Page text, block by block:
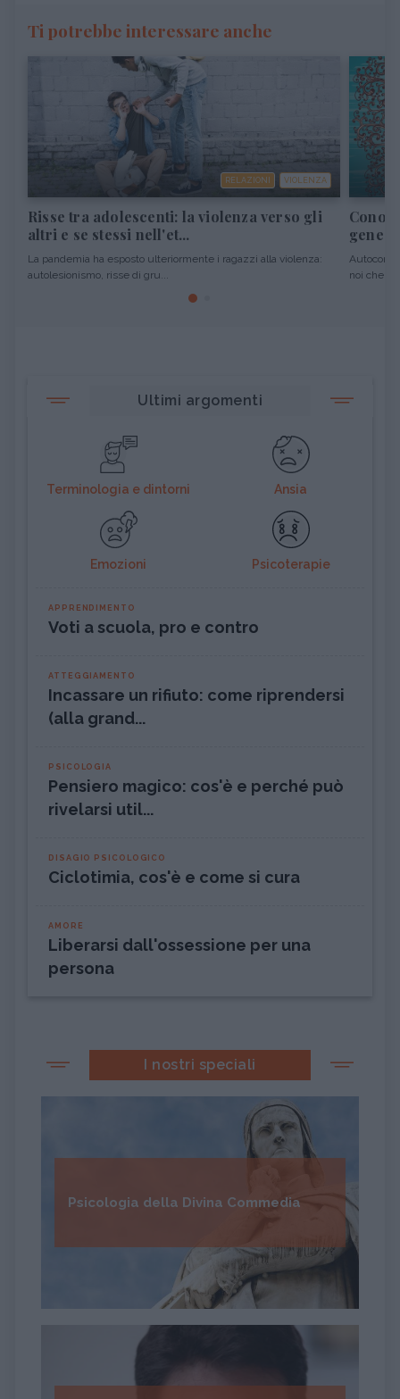
Ti potrebbe interessare anche
RELAZIONI VIOLENZA
Risse tra adolescenti: la violenza verso gli
altri e se stessi nell'et...
La pandemia ha esposto ulteriormente i ragazzi alla violenza:
autolesionismo, risse di gru...
noi che
Ultimi argomenti
Terminologia e dintorni Ansia
Emozioni Psicoterapie
APPRENDIMENTO
Voti a scuola, pro e contro
ATTEGGIAMENTO
Incassare un rifiuto: come riprendersi
(alla grand...
PSICOLOGIA
Pensiero magico: cos'è e perché può
rivelarsi util...
DISAGIO PSICOLOGICO
Ciclotimia, cos'è e come si cura
AMORE
Liberarsi dall'ossessione per una
persona
I nostri speciali
Psicologia della Divina Commedia